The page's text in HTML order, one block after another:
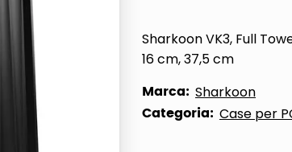
differenziata
spazzola
Sharkoon VK3, Full
16 cm, 37,5 cm
Marca: Sharkoon
Categoria: Case per